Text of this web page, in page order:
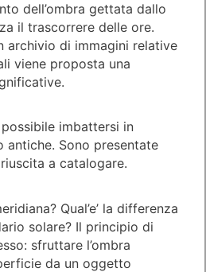
dell’ombra gettata dallo
il trascorrere delle ore.
archivio di immagini relative
viene proposta una
imbattersi in
antiche. Sono presentate
riuscita a catalogare.
Qual’e’ la differenza
solare? Il principio di
sfruttare l’ombra
da un oggetto